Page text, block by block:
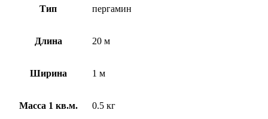
Тип пергамин
Длина 20 м
Ширина 1 м
Масса 1 кв.м. 0.5 кг